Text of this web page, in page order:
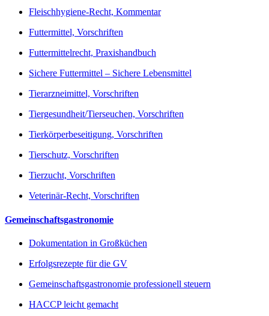
Fleischhygiene-Recht, Kommentar
Futtermittel, Vorschriften
Futtermittelrecht, Praxishandbuch
Sichere Futtermittel – Sichere Lebensmittel
Tierarzneimittel, Vorschriften
Tiergesundheit/Tierseuchen, Vorschriften
Tierkörperbeseitigung, Vorschriften
Tierschutz, Vorschriften
Tierzucht, Vorschriften
Veterinär-Recht, Vorschriften
Gemeinschaftsgastronomie
Dokumentation in Großküchen
Erfolgsrezepte für die GV
Gemeinschaftsgastronomie professionell steuern
HACCP leicht gemacht